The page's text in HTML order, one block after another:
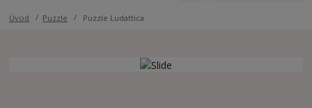
Úvod Puzzle Puzzle Ludattica